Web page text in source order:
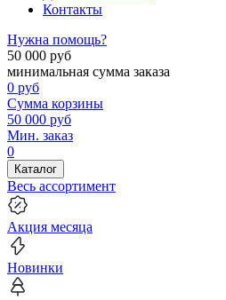
Контакты
Нужна помощь?
50 000 руб
минимальная сумма заказа
0 руб
Сумма корзины
50 000 руб
Мин. заказ
0
Каталог
Весь ассортимент
Акция месяца
Новинки